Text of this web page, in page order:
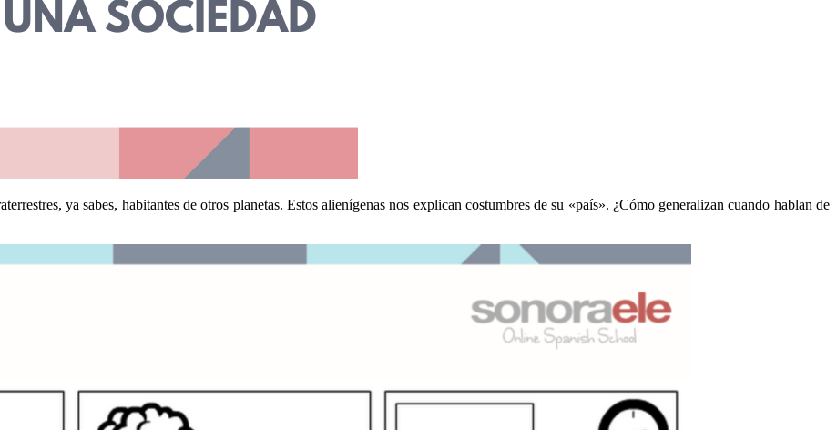
ya sabes, habitantes de otros planetas. Estos alienígenas nos explican costumbres de su «país». ¿Cómo generalizan cuando hablan de